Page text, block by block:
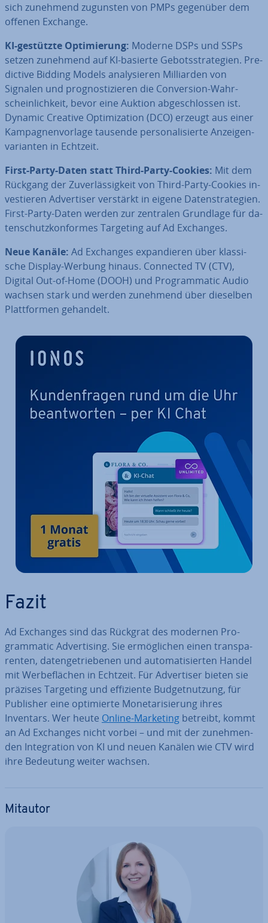
sich zunehmend zugunsten von PMPs gegenüber dem
offenen Exchange.
KI-gestützte Op­ti­mie­rung: Moderne DSPs und SSPs
setzen zunehmend auf KI-basierte Ge­bots­stra­te­gien. Pre­
dic­ti­ve Bidding Models ana­ly­sie­ren Mil­li­ar­den von
Signalen und pro­gnos­ti­zie­ren die Con­ver­si­on-Wahr­
schein­lich­keit, bevor eine Auktion ab­ge­schlos­sen ist.
Dynamic Creative Op­ti­miza­ti­on (DCO) erzeugt aus einer
Kam­pa­gnen­vor­la­ge tausende per­so­na­li­sier­te An­zei­gen­
va­ri­an­ten in Echtzeit.
First-Party-Daten statt Third-Party-Cookies: Mit dem
Rückgang der Zu­ver­läs­sig­keit von Third-Party-Cookies in­
ves­tie­ren Ad­ver­ti­ser verstärkt in eigene Da­ten­stra­te­gien.
First-Party-Daten werden zur zentralen Grundlage für da­
ten­schutz­kon­for­mes Targeting auf Ad Exchanges.
Neue Kanäle: Ad Exchanges ex­pan­die­ren über klas­si­
sche Display-Werbung hinaus. Connected TV (CTV),
Digital Out-of-Home (DOOH) und Pro­gram­ma­tic Audio
wachsen stark und werden zunehmend über dieselben
Platt­for­men gehandelt.
Fazit
Ad Exchanges sind das Rückgrat des modernen Pro­
gram­ma­tic Ad­ver­ti­sing. Sie er­mög­li­chen einen trans­pa­
ren­ten, da­ten­ge­trie­be­nen und au­to­ma­ti­sier­ten Handel
mit Wer­be­flä­chen in Echtzeit. Für Ad­ver­ti­ser bieten sie
präzises Targeting und ef­fi­zi­en­te Bud­get­nut­zung, für
Publisher eine op­ti­mier­te Mo­ne­ta­ri­sie­rung ihres
Inventars. Wer heute Online-Marketing betreibt, kommt
an Ad Exchanges nicht vorbei – und mit der zu­neh­men­
den In­te­gra­ti­on von KI und neuen Kanälen wie CTV wird
ihre Bedeutung weiter wachsen.
Mitautor